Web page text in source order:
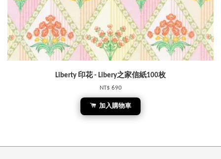
Liberty 印花 - Libery之家信紙100枚
NT$ 690
加入購物車